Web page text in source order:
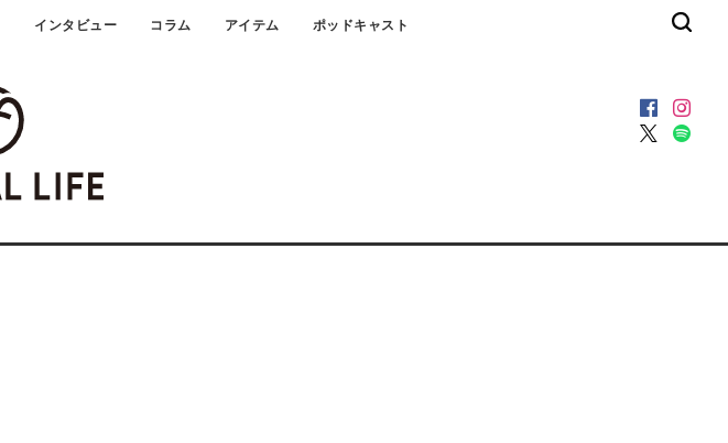
インタビュー コラム アイテム ポッドキャスト